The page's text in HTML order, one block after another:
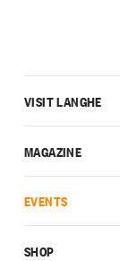
VISIT LANGHE
MAGAZINE
EVENTS
SHOP